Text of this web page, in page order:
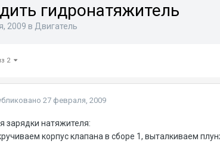
гидронатяжитель
2009 в Двигатель
2
27 февраля, 2009
зарядки натяжителя:
корпус клапана в сборе 1, выталкиваем